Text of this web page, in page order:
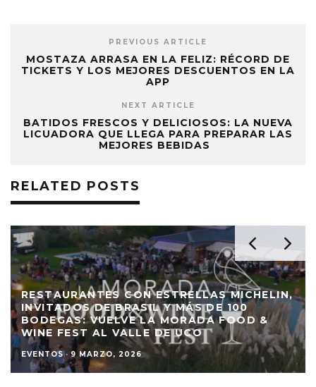
PREVIOUS ARTICLE
MOSTAZA ARRASA EN LA FELIZ: RÉCORD DE
TICKETS Y LOS MEJORES DESCUENTOS EN LA
APP
NEXT ARTICLE
BATIDOS FRESCOS Y DELICIOSOS: LA NUEVA
LICUADORA QUE LLEGA PARA PREPARAR LAS
MEJORES BEBIDAS
RELATED POSTS
RESTAURANTES CON ESTRELLAS MICHELIN,
INVITADOS DE BRASIL Y MÁS DE 100
BODEGAS: VUELVE LA MORADA FOOD &
WINE FEST AL VALLE DE UCO
EVENTOS · 9 MARZO, 2026